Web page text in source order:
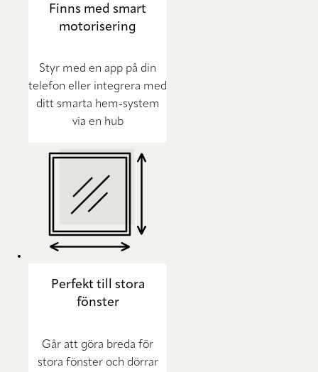
Finns med smart
motorisering
Styr med en app på din
telefon eller integrera med
ditt smarta hem-system
via en hub
Perfekt till stora
fönster
Går att göra breda för
stora fönster och dörrar